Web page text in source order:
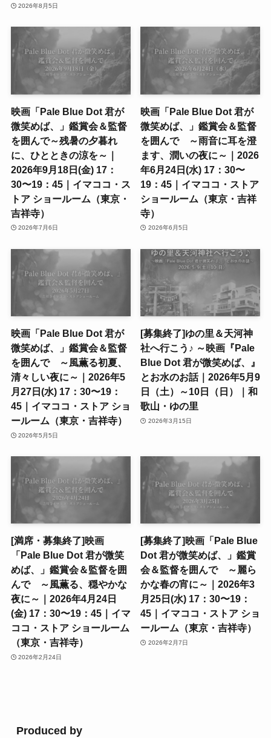
2026年8月5日
映画「Pale Blue Dot 君が
微笑めば、」鑑賞会＆監督
を囲んで～残暑の夕暮れ
に、ひとときの涼を～｜
2026年9月18日(金) 17：
30〜19：45｜イマココ・ス
トア ショールーム（東京・
吉祥寺）
2026年7月6日
映画「Pale Blue Dot 君が
微笑めば、」鑑賞会＆監督
を囲んで ～雨音に耳を澄
ます、潤いの夜に～｜2026
年6月24日(水) 17：30〜
19：45｜イマココ・ストア
ショールーム（東京・吉祥
寺）
2026年6月5日
映画「Pale Blue Dot 君が
微笑めば、」鑑賞会＆監督
を囲んで ～風薫る初夏、
清々しい夜に～｜2026年5
月27日(水) 17：30〜19：
45｜イマココ・ストア ショ
ールーム（東京・吉祥寺）
2026年5月5日
[募集終了]ゆの里＆天河神
社へ行こう♪ ～映画『Pale
Blue Dot 君が微笑めば、』
とお水のお話｜2026年5月9
日（土）～10日（日）｜和
歌山・ゆの里
2026年3月15日
[満席・募集終了]映画
「Pale Blue Dot 君が微笑
めば、」鑑賞会＆監督を囲
んで ～風薫る、穏やかな
夜に～｜2026年4月24日
(金) 17：30〜19：45｜イマ
ココ・ストア ショールーム
（東京・吉祥寺）
2026年2月24日
[募集終了]映画「Pale Blue
Dot 君が微笑めば、」鑑賞
会＆監督を囲んで ～麗ら
かな春の宵に～｜2026年3
月25日(水) 17：30〜19：
45｜イマココ・ストア ショ
ールーム（東京・吉祥寺）
2026年2月7日
Produced by